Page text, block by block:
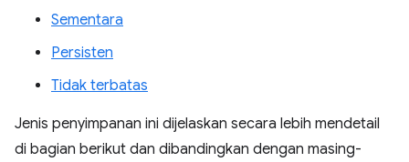
Sementara
Persisten
Tidak terbatas
Jenis penyimpanan ini dijelaskan secara lebih mendetail
di bagian berikut dan dibandingkan dengan masing-